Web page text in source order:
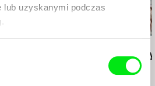
lub uzyskanymi podczas
Dad's Lullaby